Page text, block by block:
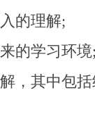
的理解;
的学习环境
，其中包